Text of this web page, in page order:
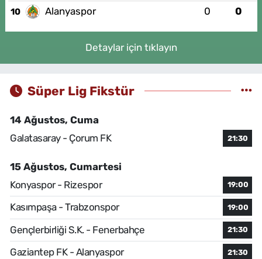
10 Alanyaspor 0 0
Detaylar için tıklayın
Süper Lig Fikstür
14 Ağustos, Cuma
Galatasaray - Çorum FK
21:30
15 Ağustos, Cumartesi
Konyaspor - Rizespor
19:00
Kasımpaşa - Trabzonspor 19:00
Gençlerbirliği S.K. - Fenerbahçe 21:30
Gaziantep FK - Alanyaspor 21:30